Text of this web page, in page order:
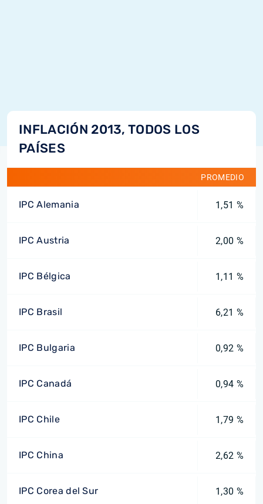
INFLACIÓN 2013, TODOS LOS
PAÍSES
PROMEDIO
IPC Alemania 1,51 %
IPC Austria 2,00 %
IPC Bélgica 1,11 %
IPC Brasil 6,21 %
IPC Bulgaria 0,92 %
IPC Canadá 0,94 %
IPC Chile 1,79 %
IPC China 2,62 %
IPC Corea del Sur 1,30 %